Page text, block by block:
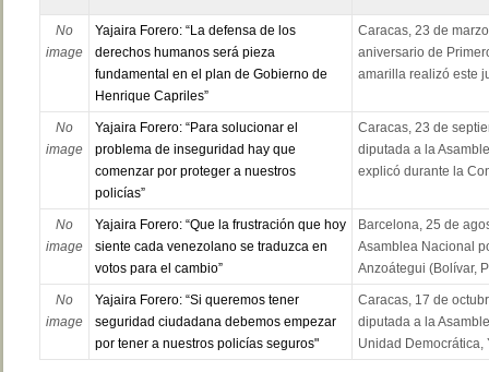
No
image
Yajaira Forero: “La defensa de los
derechos humanos será pieza
fundamental en el plan de Gobierno de
Henrique Capriles”
Caracas, 23 de
aniversario de
amarilla realizó este
No
image
Yajaira Forero: “Para solucionar el
problema de inseguridad hay que
comenzar por proteger a nuestros
policías”
Caracas, 23 de
diputada a la
explicó durante la
No
image
Yajaira Forero: “Que la frustración que hoy
siente cada venezolano se traduzca en
votos para el cambio”
Barcelona, 25 de
Asamblea Nacional
Anzoátegui (Bolívar,
No
image
Yajaira Forero: “Si queremos tener
seguridad ciudadana debemos empezar
por tener a nuestros policías seguros"
Caracas, 17 de
diputada a la
Unidad Democrática,